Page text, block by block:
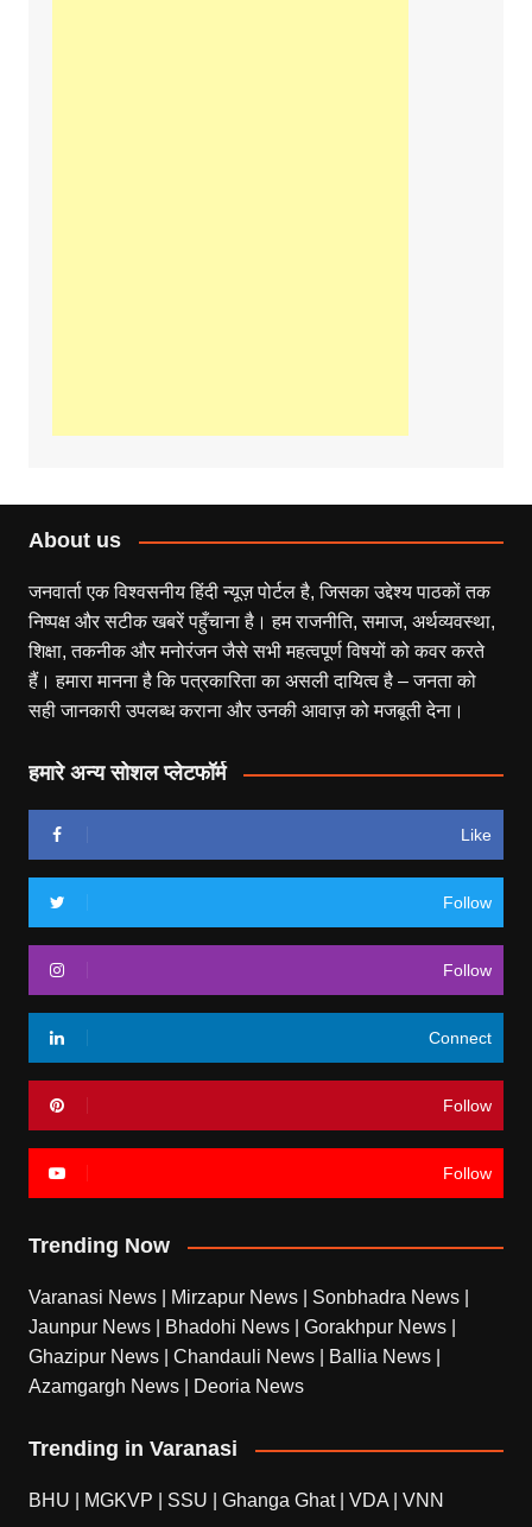
About us
जनवार्ता एक विश्वसनीय हिंदी न्यूज़ पोर्टल है, जिसका उद्देश्य पाठकों तक
निष्पक्ष और सटीक खबरें पहुँचाना है। हम राजनीति, समाज, अर्थव्यवस्था,
शिक्षा, तकनीक और मनोरंजन जैसे सभी महत्वपूर्ण विषयों को कवर करते
हैं। हमारा मानना है कि पत्रकारिता का असली दायित्व है – जनता को
सही जानकारी उपलब्ध कराना और उनकी आवाज़ को मजबूती देना।
हमारे अन्य सोशल प्लेटफॉर्म
Like
Follow
Follow
Connect
Follow
Follow
Trending Now
Varanasi News Mirzapur News Sonbhadra News
Jaunpur News
Bhadohi News Gorakhpur News
Ghazipur News
Chandauli News Ballia News
Azamgargh News
Deoria News
Trending in Varanasi
BHU MGKVP SSU Ghanga Ghat| VDA VNN